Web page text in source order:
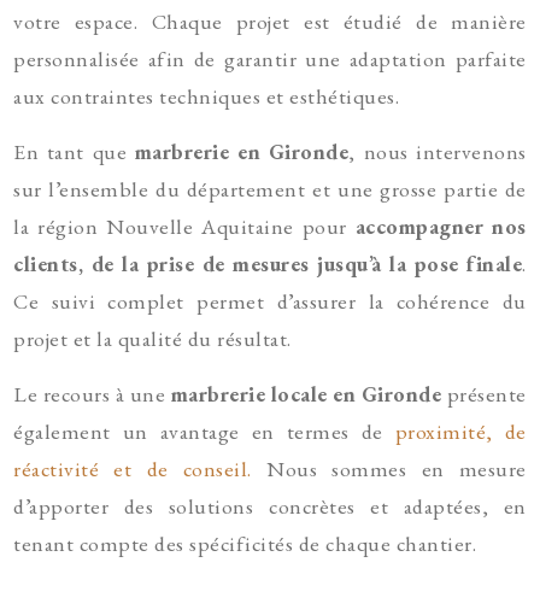
votre espace. Chaque projet est étudié de manière
personnalisée afin de garantir une adaptation parfaite
aux contraintes techniques et esthétiques.
En tant que marbrerie en Gironde, nous intervenons
sur l’ensemble du département et une grosse partie de
la région Nouvelle Aquitaine pour accompagner nos
clients, de la prise de mesures jusqu’à la pose finale.
Ce suivi complet permet d’assurer la cohérence du
projet et la qualité du résultat.
Le recours à une marbrerie locale en Gironde présente
également un avantage en termes de proximité, de
réactivité et de conseil. Nous sommes en mesure
d’apporter des solutions concrètes et adaptées, en
tenant compte des spécificités de chaque chantier.